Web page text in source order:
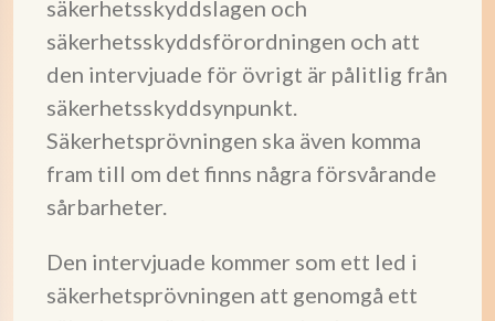
säkerhetsskyddslagen och
säkerhetsskyddsförordningen och att
den intervjuade för övrigt är pålitlig från
säkerhetsskyddsynpunkt.
Säkerhetsprövningen ska även komma
fram till om det finns några försvårande
sårbarheter.
Den intervjuade kommer som ett led i
säkerhetsprövningen att genomgå ett